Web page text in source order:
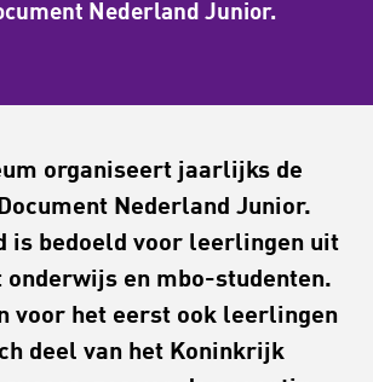
Nederland Junior.
organiseert jaarlijks de
Nederland Junior.
is bedoeld voor leerlingen uit
onderwijs en mbo-studenten.
voor het eerst ook leerlingen
deel van het Koninkrijk